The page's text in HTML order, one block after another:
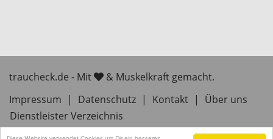
traucheck.de - Mit
& Muskelkraft gemacht.
Impressum
| Datenschutz | Kontakt |
Über uns
Dienstleister Verzeichnis